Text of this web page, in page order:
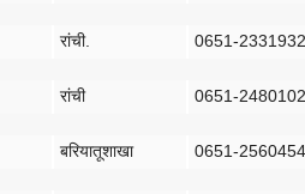
रांची. 0651-2331932
रांची 0651-2480102
बरियातूशाखा 0651-2560454